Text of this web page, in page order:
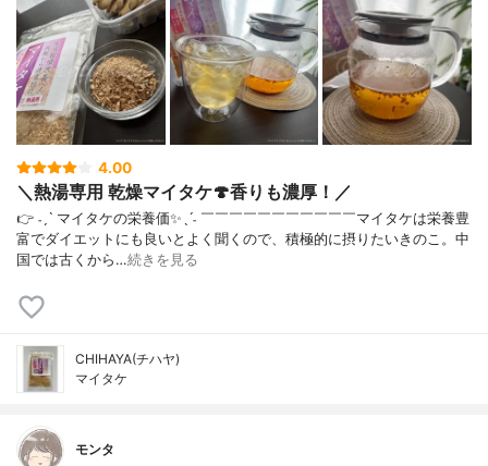
4.00
＼熱湯専用 乾燥マイタケ🍄香りも濃厚！／
👉 ˗ˏˋ マイタケの栄養価✨ˎˊ˗ ￣￣￣￣￣￣￣￣￣￣￣⁡マイタケは栄養豊
富でダイエットにも良いとよく聞くので、積極的に摂りたいきのこ。中
国では古くから…続きを見る
CHIHAYA(チハヤ)
マイタケ
モンタ